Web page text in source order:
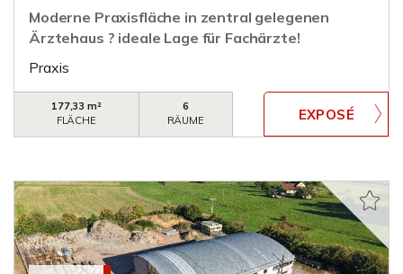
Moderne Praxisfläche in zentral gelegenen
Ärztehaus ? ideale Lage für Fachärzte!
Praxis
177,33 m²
FLÄCHE
6
RÄUME